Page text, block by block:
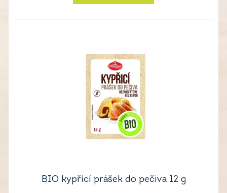
BIO kypřící prášek do pečiva 12 g